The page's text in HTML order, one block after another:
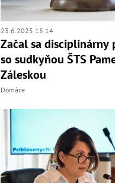
23.6.2025 15:14
Začal sa disciplinárny
so sudkyňou ŠTS
Záleskou
Domáce